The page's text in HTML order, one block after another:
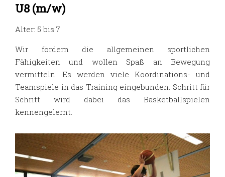
U8 (m/w)
Alter: 5 bis 7
Wir fördern die allgemeinen sportlichen
Fähigkeiten und wollen Spaß an Bewegung
vermitteln. Es werden viele Koordinations- und
Teamspiele in das Training eingebunden. Schritt für
Schritt wird dabei das Basketballspielen
kennengelernt.